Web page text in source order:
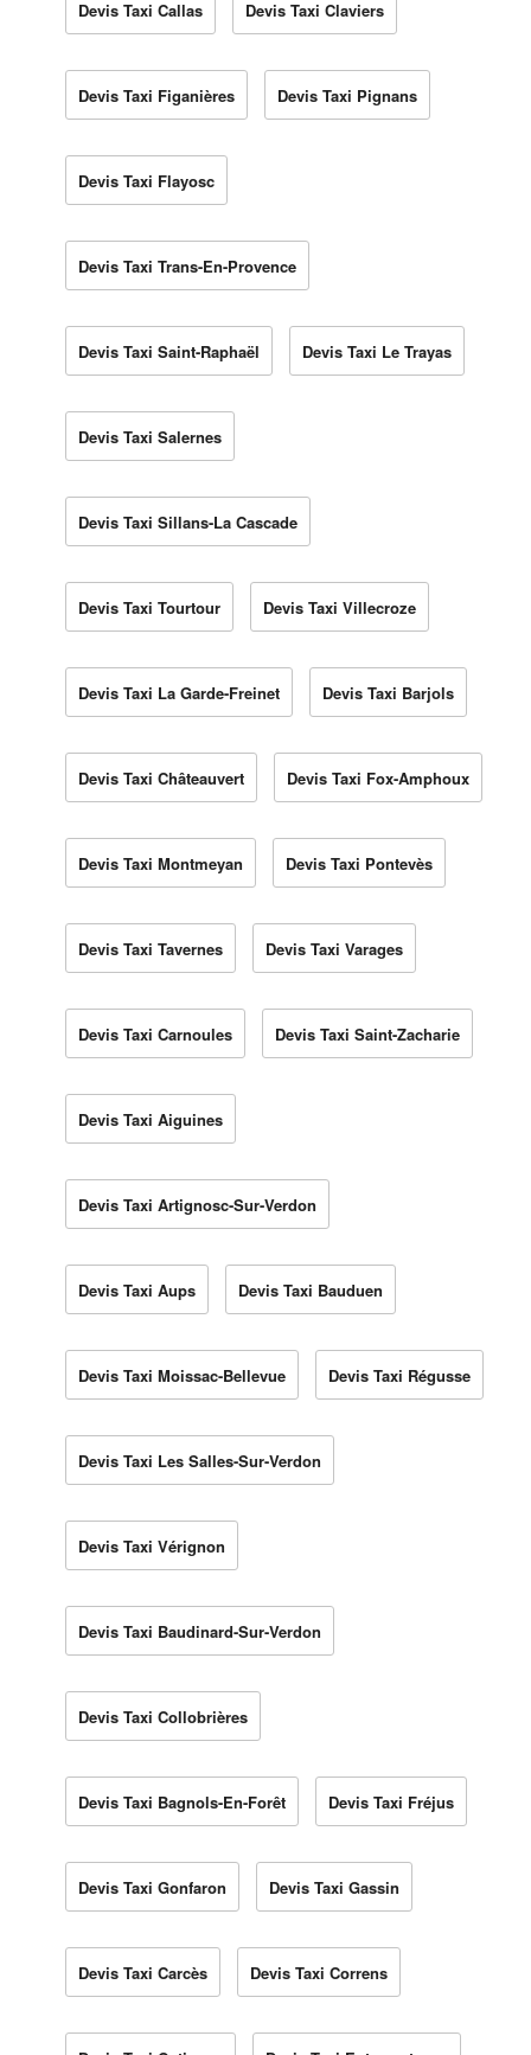
Devis Taxi Callas Devis Taxi Claviers
Devis Taxi Figanières Devis Taxi Pignans
Devis Taxi Flayosc
Devis Taxi Trans-En-Provence
Devis Taxi Saint-Raphaël Devis Taxi Le Trayas
Devis Taxi Salernes
Devis Taxi Sillans-La Cascade
Devis Taxi Tourtour Devis Taxi Villecroze
Devis Taxi La Garde-Freinet Devis Taxi Barjols
Devis Taxi Châteauvert Devis Taxi Fox-Amphoux
Devis Taxi Montmeyan Devis Taxi Pontevès
Devis Taxi Tavernes Devis Taxi Varages
Devis Taxi Carnoules Devis Taxi Saint-Zacharie
Devis Taxi Aiguines
Devis Taxi Artignosc-Sur-Verdon
Devis Taxi Aups Devis Taxi Bauduen
Devis Taxi Moissac-Bellevue Devis Taxi Régusse
Devis Taxi Les Salles-Sur-Verdon
Devis Taxi Vérignon
Devis Taxi Baudinard-Sur-Verdon
Devis Taxi Collobrières
Devis Taxi Bagnols-En-Forêt Devis Taxi Fréjus
Devis Taxi Gonfaron Devis Taxi Gassin
Devis Taxi Carcès Devis Taxi Correns